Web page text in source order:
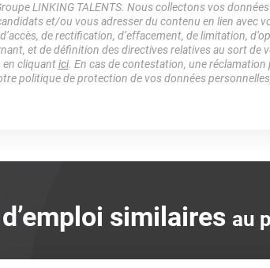
LINKING TALENTS. Nous collectons vos
et/ou vous adresser du contenu en lien avec
de rectification, d’effacement, de limitation,
et de définition des directives relatives au sort de
en cliquantici. En cas de contestation, une
politique de protection de vos données
similaires au